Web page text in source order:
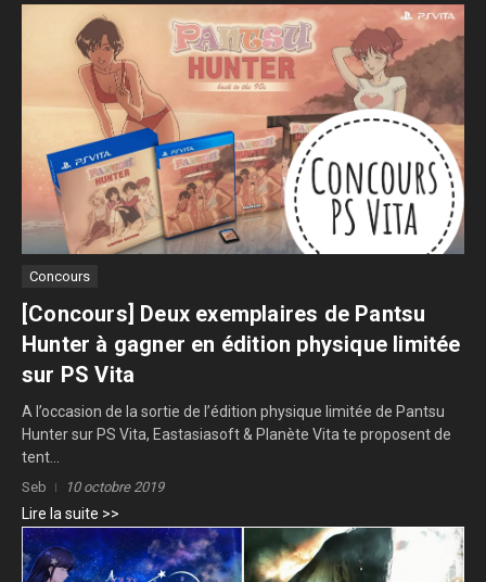
Concours
[Concours] Deux exemplaires de Pantsu
Hunter à gagner en édition physique limitée
sur PS Vita
A l’occasion de la sortie de l’édition physique limitée de Pantsu
Hunter sur PS Vita, Eastasiasoft & Planète Vita te proposent de
tent...
Seb 10 octobre 2019
Lire la suite >>